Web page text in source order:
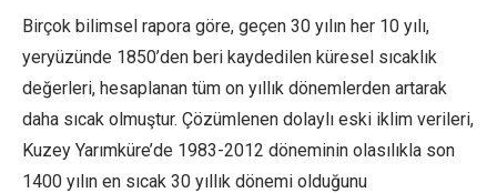
Birçok bilimsel rapora göre, geçen 30 yılın her 10 yılı,
yeryüzünde 1850’den beri kaydedilen küresel sıcaklık
değerleri, hesaplanan tüm on yıllık dönemlerden artarak
daha sıcak olmuştur. Çözümlenen dolaylı eski iklim verileri,
Kuzey Yarımküre’de 1983-2012 döneminin olasılıkla son
1400 yılın en sıcak 30 yıllık dönemi olduğunu